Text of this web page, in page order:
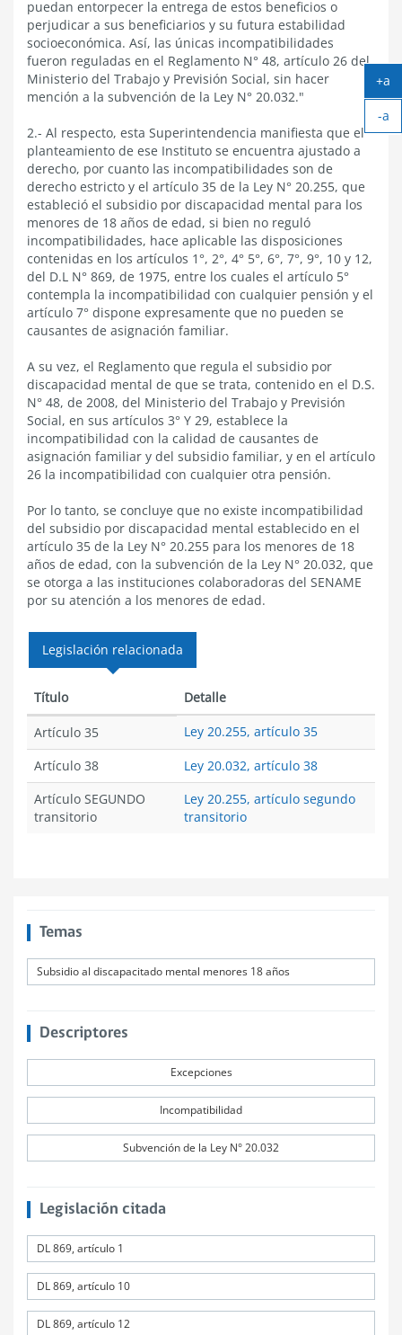
puedan entorpecer la entrega de estos beneficios o
perjudicar a sus beneficiarios y su futura estabilidad
socioeconómica. Así, las únicas incompatibilidades
fueron reguladas en el Reglamento N° 48, artículo 26 del
Ministerio del Trabajo y Previsión Social, sin hacer
mención a la subvención de la Ley N° 20.032."
2.- Al respecto, esta Superintendencia manifiesta que el
planteamiento de ese Instituto se encuentra ajustado a
derecho, por cuanto las incompatibilidades son de
derecho estricto y el artículo 35 de la Ley N° 20.255, que
estableció el subsidio por discapacidad mental para los
menores de 18 años de edad, si bien no reguló
incompatibilidades, hace aplicable las disposiciones
contenidas en los artículos 1°, 2°, 4° 5°, 6°, 7°, 9°, 10 y 12,
del D.L N° 869, de 1975, entre los cuales el artículo 5°
contempla la incompatibilidad con cualquier pensión y el
artículo 7° dispone expresamente que no pueden se
causantes de asignación familiar.
A su vez, el Reglamento que regula el subsidio por
discapacidad mental de que se trata, contenido en el D.S.
N° 48, de 2008, del Ministerio del Trabajo y Previsión
Social, en sus artículos 3° Y 29, establece la
incompatibilidad con la calidad de causantes de
asignación familiar y del subsidio familiar, y en el artículo
26 la incompatibilidad con cualquier otra pensión.
Por lo tanto, se concluye que no existe incompatibilidad
del subsidio por discapacidad mental establecido en el
artículo 35 de la Ley N° 20.255 para los menores de 18
años de edad, con la subvención de la Ley N° 20.032, que
se otorga a las instituciones colaboradoras del SENAME
por su atención a los menores de edad.
Legislación relacionada
Título Detalle
Artículo 35
Ley 20.255, artículo 35
Artículo 38
Ley 20.032, artículo 38
Artículo SEGUNDO
transitorio
Ley 20.255, artículo segundo
transitorio
Temas
Subsidio al discapacitado mental menores 18 años
Descriptores
Excepciones
Incompatibilidad
Subvención de la Ley N° 20.032
Legislación citada
DL 869, artículo 1
DL 869, artículo 10
DL 869, artículo 12
+a
-a